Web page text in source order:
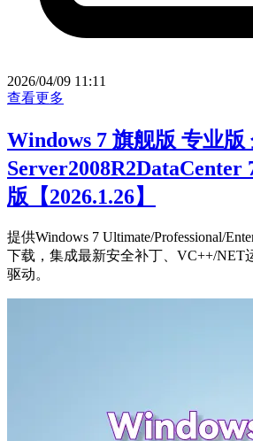
2026/04/09 11:11
查看更多
Windows 7 旗舰版 专业版
Server2008R2DataCenter
版【2026.1.26】
提供Windows 7 Ultimate/Professional/
下载，集成最新安全补丁、VC++/NET
驱动。